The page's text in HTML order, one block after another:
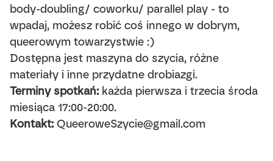
body-doubling/ coworku/ parallel play - to
wpadaj, możesz robić coś innego w dobrym,
queerowym towarzystwie :)
Dostępna jest maszyna do szycia, różne
materiały i inne przydatne drobiazgi.
Terminy spotkań: każda pierwsza i trzecia środa
miesiąca 17:00-20:00.
Kontakt: QueeroweSzycie@gmail.com